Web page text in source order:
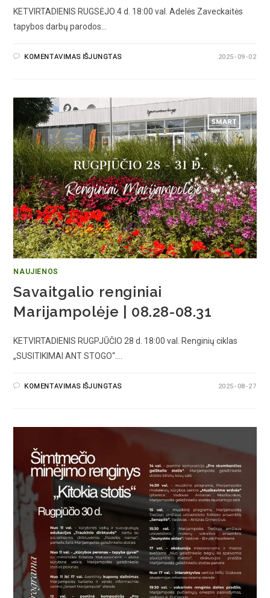
KETVIRTADIENIS RUGSĖJO 4 d. 18:00 val. Adelės Zaveckaitės
tapybos darbų parodos…
KOMENTAVIMAS IŠJUNGTAS 2025-09-02
NAUJIENOS
Savaitgalio renginiai
Marijampolėje | 08.28-08.31
KETVIRTADIENIS RUGPJŪČIO 28 d. 18:00 val. Renginių ciklas
„SUSITIKIMAI ANT STOGO“.…
KOMENTAVIMAS IŠJUNGTAS 2025-08-27